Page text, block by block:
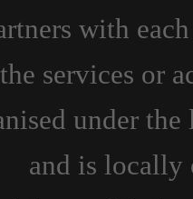
with
the services or
under
and is locally